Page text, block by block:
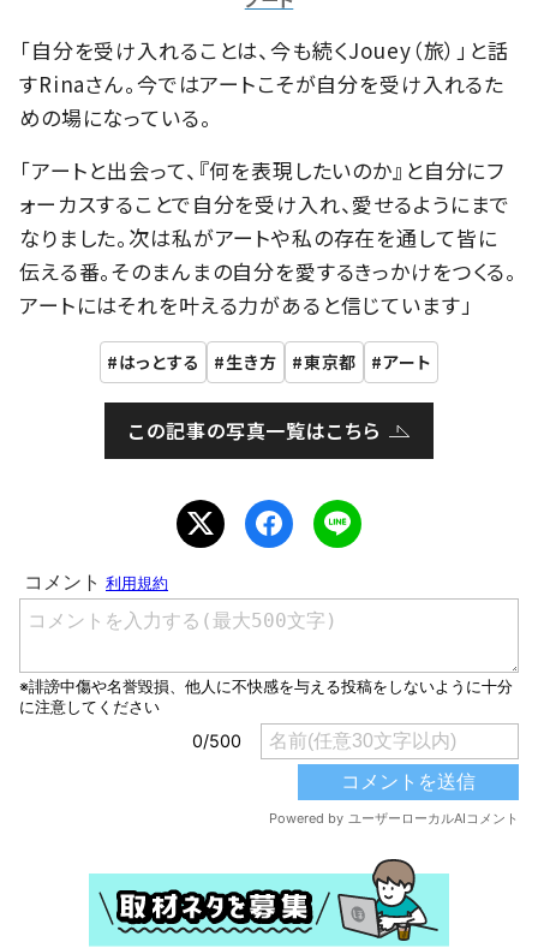
「自分を受け入れることは、今も続くJouey（旅）」と話
すRinaさん。今ではアートこそが自分を受け入れるた
めの場になっている。
「アートと出会って、『何を表現したいのか』と自分にフ
ォーカスすることで自分を受け入れ、愛せるようにまで
なりました。次は私がアートや私の存在を通して皆に
伝える番。そのまんまの自分を愛するきっかけをつくる。
アートにはそれを叶える力があると信じています」
はっとする 生き方 東京都 アート
この記事の写真一覧はこちら